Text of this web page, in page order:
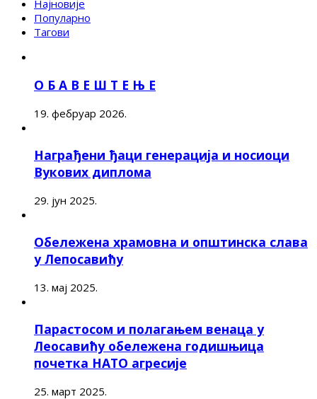
Најновије
Популарно
Тагови
О Б А В Е Ш Т Е Њ Е
19. фебруар 2026.
Награђени ђаци генерација и носиоци
Вукових диплома
29. јун 2025.
Обележена храмовна и општинска слава
у Лепосавићу
13. мај 2025.
Парастосом и полагањем венаца у
Леосавићу обележена годишњица
почетка НАТО агресије
25. март 2025.